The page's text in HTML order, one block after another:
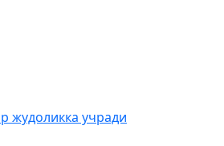
жудоликка учради